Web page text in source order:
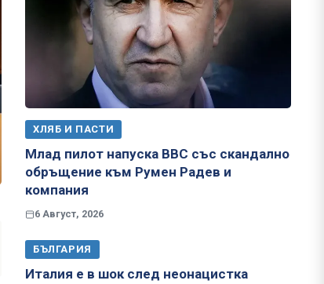
ХЛЯБ И ПАСТИ
Млад пилот напуска ВВС със скандално
обръщение към Румен Радев и
компания
6 Август, 2026
БЪЛГАРИЯ
Италия е в шок след неонацистка